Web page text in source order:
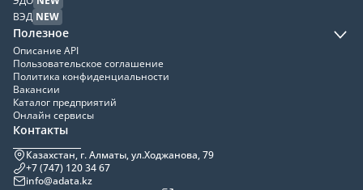
ВЭД NEW
Полезное
Описание API
Пользовательское соглашение
Политика конфиденциальности
Вакансии
Каталог предприятий
Онлайн сервисы
Контакты
Казахстан, г. Алматы, ул.Ходжанова, 79
+7 (747) 120 34 67
info@adata.kz